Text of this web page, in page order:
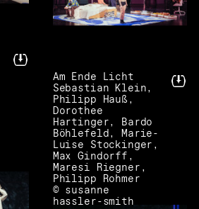
Am Ende Licht
Sebastian Klein,
Philipp Hauß,
Dorothee
Hartinger, Bardo
Böhlefeld, Marie-
Luise Stockinger,
Max Gindorff,
Maresi Riegner,
Philipp Rohmer
© susanne
hassler-smith